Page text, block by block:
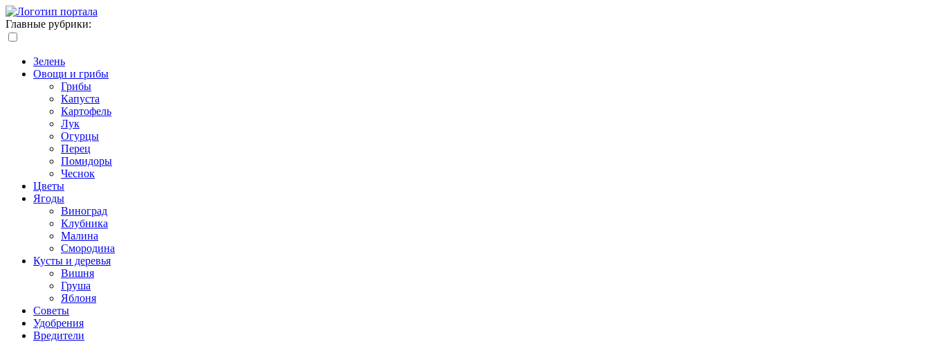
Главные рубрики:
Зелень
Овощи и грибы
Грибы
Капуста
Картофель
Лук
Огурцы
Перец
Помидоры
Чеснок
Цветы
Ягоды
Виноград
Клубника
Малина
Смородина
Кусты и деревья
Вишня
Груша
Яблоня
Советы
Удобрения
Вредители